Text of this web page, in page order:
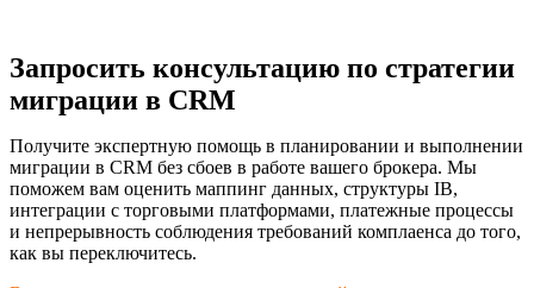
Запросить консультацию по стратегии
миграции в CRM
Получите экспертную помощь в планировании и выполнении
миграции в CRM без сбоев в работе вашего брокера. Мы
поможем вам оценить маппинг данных, структуры IB,
интеграции с торговыми платформами, платежные процессы
и непрерывность соблюдения требований комплаенса до того,
как вы переключитесь.